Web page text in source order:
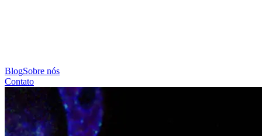
BlogSobre nós
Contato